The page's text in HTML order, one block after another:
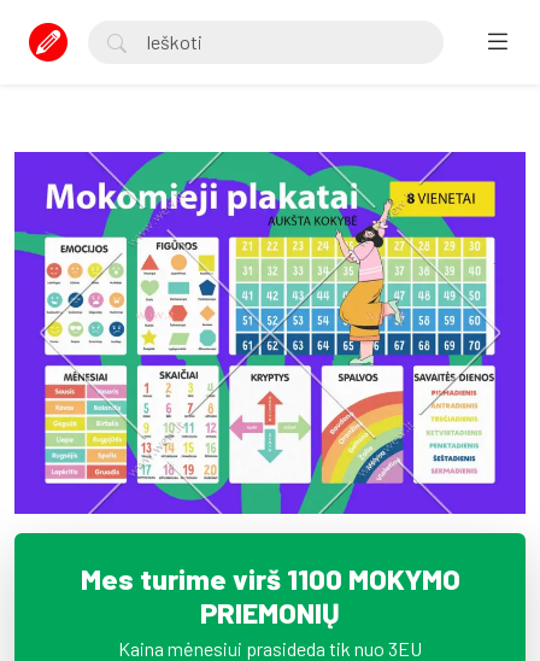
Mes turime virš 1100 MOKYMO
PRIEMONIŲ
Kaina mėnesiui prasideda tik nuo 3EU